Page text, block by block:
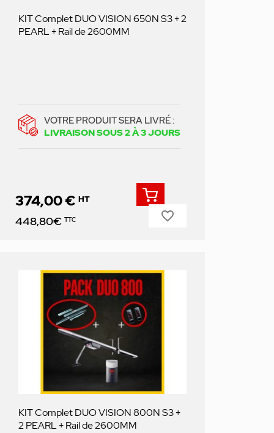
KIT Complet DUO VISION 650N S3 + 2
PEARL + Rail de 2600MM
VOTRE PRODUIT SERA LIVRÉ :
LIVRAISON SOUS 2 À 3 JOURS
Prix
374,00 € HT
448,80€ TTC favorite_border
KIT Complet DUO VISION 800N S3 +
2 PEARL + Rail de 2600MM